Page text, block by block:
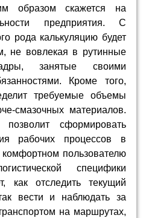
образом скажется на
предприятия. С
рода калькуляцию будет
не вовлекая в рутинные
занятые своими
Кроме того,
требуемые объемы
смазочных материалов.
сформировать
рабочих процессов в
пользователю
специфики
как отследить текущий
вести и наблюдать за
на маршрутах,